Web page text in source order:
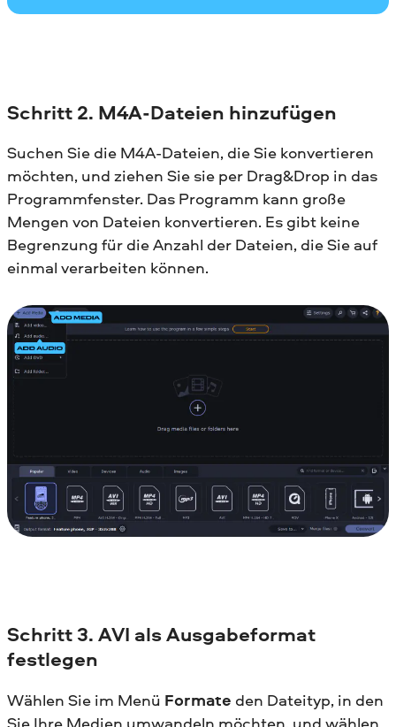
Schritt 2. M4A-Dateien hinzufügen
Suchen Sie die M4A-Dateien, die Sie konvertieren
möchten, und ziehen Sie sie per Drag&Drop in das
Programmfenster. Das Programm kann große
Mengen von Dateien konvertieren. Es gibt keine
Begrenzung für die Anzahl der Dateien, die Sie auf
einmal verarbeiten können.
Schritt 3. AVI als Ausgabeformat
festlegen
Wählen Sie im Menü Formate den Dateityp, in den